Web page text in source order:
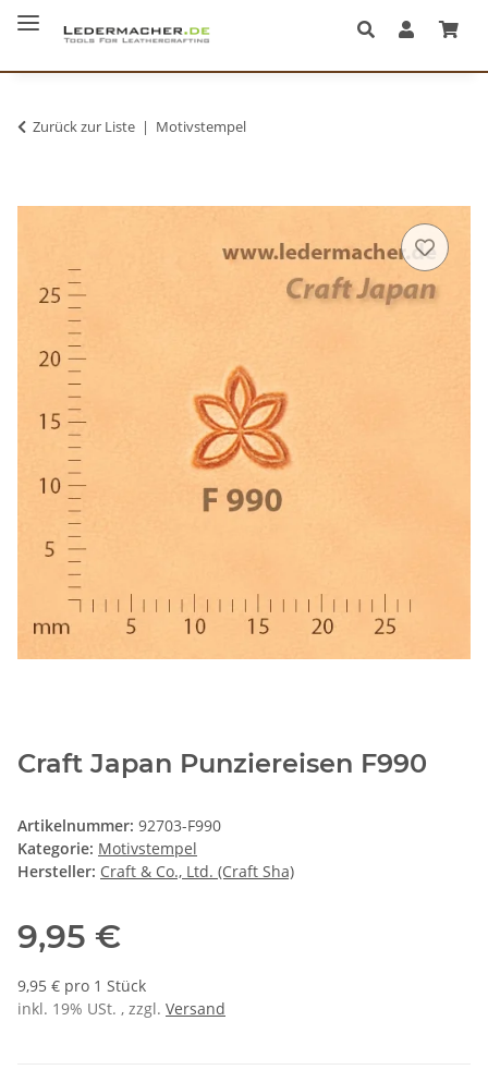
Zurück zur Liste Motivstempel
Craft Japan Punziereisen F990
Artikelnummer: 92703-F990
Kategorie: Motivstempel
Hersteller: Craft & Co., Ltd. (Craft Sha)
9,95 €
9,95 € pro 1 Stück
inkl. 19% USt. , zzgl. Versand